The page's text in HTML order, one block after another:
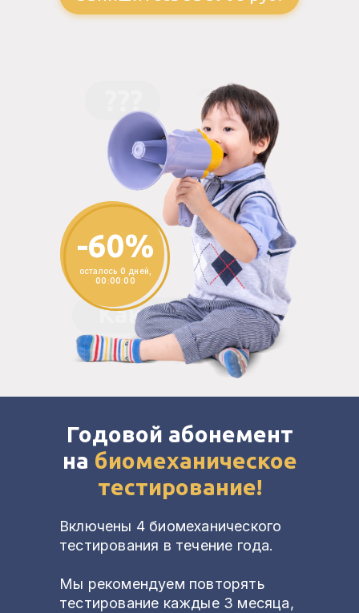
Как быть?
-60%
осталось 0 дней,
00 :00:00
Годовой абонемент
на биомеханическое
тестирование!
Включены 4 биомеханического
тестирования в течение года.
Мы рекомендуем повторять
тестирование каждые 3 месяца,